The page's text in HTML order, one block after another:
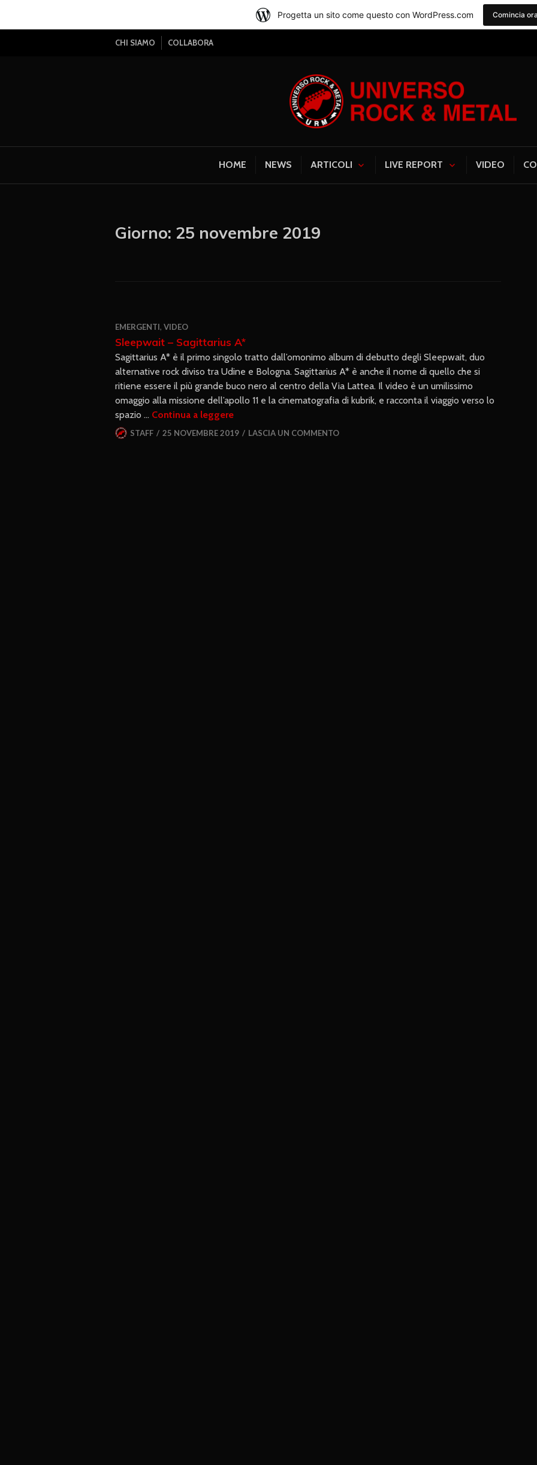
CHI SIAMO COLLABORA
Universo Rock &
HOME NEWS ARTICOLI LIVE REPORT VIDEO
Giorno: 25 novembre 2019
EMERGENTI, VIDEO
Sleepwait – Sagittarius A*
Sagittarius A* è il primo singolo tratto dall’omonimo album di debutto degli Sleepwait, duo
alternative rock diviso tra Udine e Bologna. Sagittarius A* è anche il nome di quello che si
ritiene essere il più grande buco nero al centro della Via Lattea. Il video è un umilissimo
omaggio alla missione dell’apollo 11 e la cinematografia di kubrik, e racconta il viaggio verso lo
spazio … Continua a leggere
STAFF 25 NOVEMBRE 2019 LASCIA UN COMMENTO
Progetta un sito come questo con WordPress.com Comincia ora